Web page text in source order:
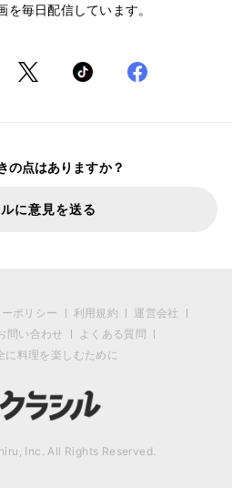
を毎日配信しています。
の点はありますか？
に意見を送る
ポリシー 利用規約
運営会社
問い合わせ
よくある質問
に料理を楽しむために
Inc. All Rights Reserved.